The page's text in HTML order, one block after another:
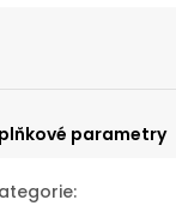
parametry
: